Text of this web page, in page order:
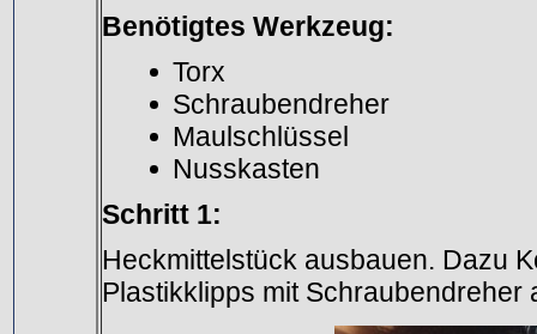
Benötigtes Werkzeug:
Torx
Schraubendreher
Maulschlüssel
Nusskasten
Schritt 1:
Heckmittelstück ausbauen. Dazu
Plastikklipps mit Schraubendreher